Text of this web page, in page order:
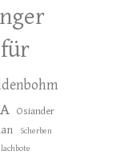
Osiander
Scherben